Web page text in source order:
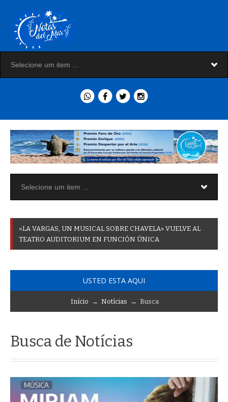
«LA VARGAS UN MUSICAL SOBRE CHAVELA» VUELVE AL
TEATRO AUDITORIUM EN FUNCIÓN ÚNICA
USTED ESTA AQUI
Início → Notícias → Busca
Busca de Notícias